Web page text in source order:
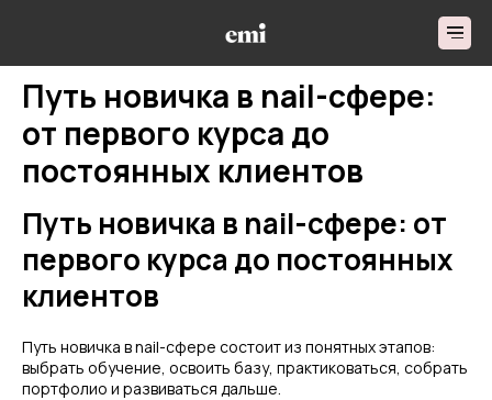
Путь новичка в nail-сфере:
от первого курса до
постоянных клиентов
Путь новичка в nail-сфере: от
первого курса до постоянных
клиентов
Путь новичка в nail-сфере состоит из понятных этапов:
выбрать обучение, освоить базу, практиковаться, собрать
портфолио и развиваться дальше.